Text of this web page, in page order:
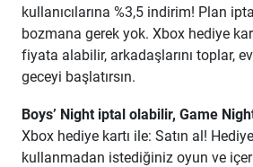
kullanıcılarına %3,5 indirim! Plan
bozmana gerek yok. Xbox hediye
fiyata alabilir, arkadaşlarını toplar,
geceyi başlatırsın.
Boys’ Night iptal olabilir, Game
Xbox hediye kartı ile: Satın al!
kullanmadan istediğiniz oyun ve